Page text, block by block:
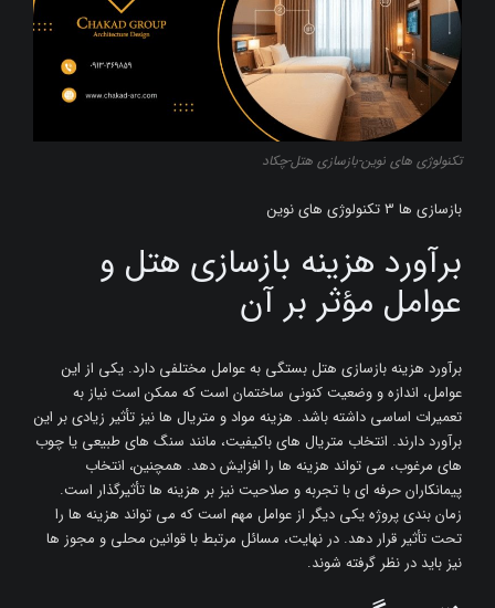
تکنولوژی های نوین-بازسازی هتل-چکاد
بازسازی ها 3 تکنولوژی های نوین
برآورد هزینه بازسازی هتل و
عوامل مؤثر بر آن
برآورد هزینه بازسازی هتل بستگی به عوامل مختلفی دارد. یکی از این
عوامل، اندازه و وضعیت کنونی ساختمان است که ممکن است نیاز به
تعمیرات اساسی داشته باشد. هزینه مواد و متریال ‌ها نیز تأثیر زیادی بر این
برآورد دارند. انتخاب متریال ‌های باکیفیت، مانند سنگ ‌های طبیعی یا چوب
‌های مرغوب، می ‌تواند هزینه‌ ها را افزایش دهد. همچنین، انتخاب
پیمانکاران حرفه ‌ای با تجربه و صلاحیت نیز بر هزینه ‌ها تأثیرگذار است.
زمان ‌بندی پروژه یکی دیگر از عوامل مهم است که می ‌تواند هزینه ‌ها را
تحت تأثیر قرار دهد. در نهایت، مسائل مرتبط با قوانین محلی و مجوز ها
نیز باید در نظر گرفته شوند.